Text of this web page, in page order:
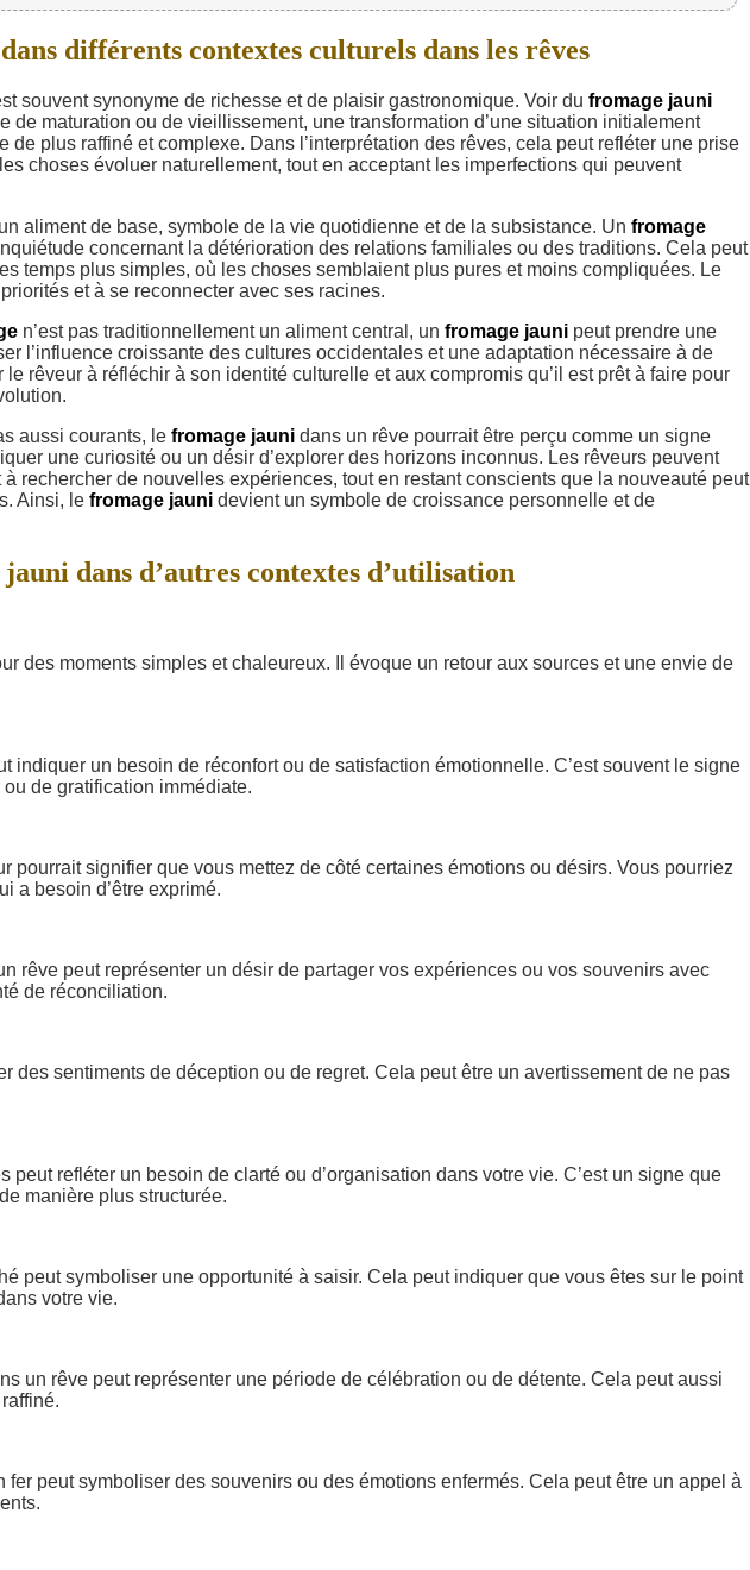
différents contextes culturels dans les rêves
souvent synonyme de richesse et de plaisir gastronomique. Voir du fromage jauni
de maturation ou de vieillissement, une transformation d’une situation initialement
de plus raffiné et complexe. Dans l’interprétation des rêves, cela peut refléter une prise
choses évoluer naturellement, tout en acceptant les imperfections qui peuvent
aliment de base, symbole de la vie quotidienne et de la subsistance. Un fromage
concernant la détérioration des relations familiales ou des traditions. Cela peut
temps plus simples, où les choses semblaient plus pures et moins compliquées. Le
et à se reconnecter avec ses racines.
n’est pas traditionnellement un aliment central, un fromage jauni peut prendre une
l’influence croissante des cultures occidentales et une adaptation nécessaire à de
rêveur à réfléchir à son identité culturelle et aux compromis qu’il est prêt à faire pour
aussi courants, le fromage jauni dans un rêve pourrait être perçu comme un signe
une curiosité ou un désir d’explorer des horizons inconnus. Les rêveurs peuvent
rechercher de nouvelles expériences, tout en restant conscients que la nouveauté peut
Ainsi, le fromage jauni devient un symbole de croissance personnelle et de
dans d’autres contextes d’utilisation
des moments simples et chaleureux. Il évoque un retour aux sources et une envie de
indiquer un besoin de réconfort ou de satisfaction émotionnelle. C’est souvent le signe
de gratification immédiate.
pourrait signifier que vous mettez de côté certaines émotions ou désirs. Vous pourriez
a besoin d’être exprimé.
rêve peut représenter un désir de partager vos expériences ou vos souvenirs avec
de réconciliation.
des sentiments de déception ou de regret. Cela peut être un avertissement de ne pas
peut refléter un besoin de clarté ou d’organisation dans votre vie. C’est un signe que
manière plus structurée.
peut symboliser une opportunité à saisir. Cela peut indiquer que vous êtes sur le point
votre vie.
un rêve peut représenter une période de célébration ou de détente. Cela peut aussi
peut symboliser des souvenirs ou des émotions enfermés. Cela peut être un appel à